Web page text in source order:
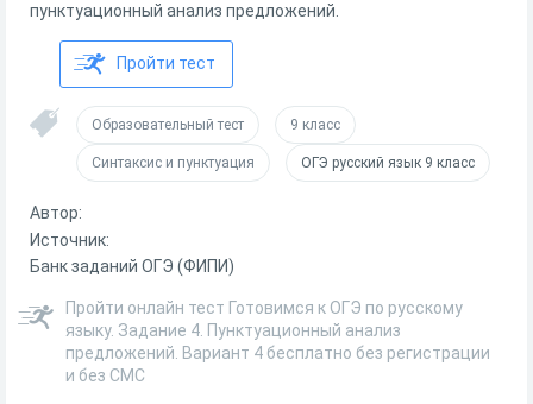
пунктуационный анализ предложений.
Пройти тест
Образовательный тест 9 класс
Синтаксис и пунктуация ОГЭ русский язык 9 класс
Автор:
Источник:
Банк заданий ОГЭ (ФИПИ)
Пройти онлайн тест Готовимся к ОГЭ по русскому
языку. Задание 4. Пунктуационный анализ
предложений. Вариант 4 бесплатно без регистрации
и без СМС